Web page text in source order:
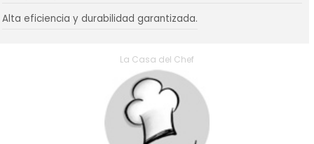
Alta eficiencia y durabilidad garantizada.
La Casa del Chef